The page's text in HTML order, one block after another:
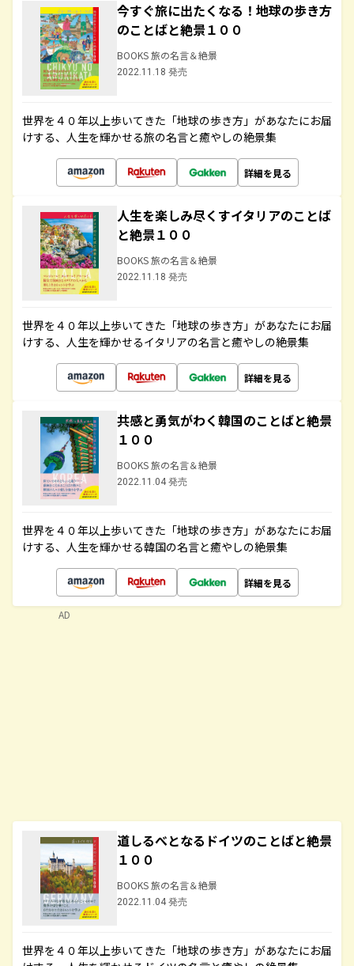
今すぐ旅に出たくなる！地球の歩き方
のことばと絶景１００
BOOKS 旅の名言＆絶景
2022.11.18 発売
世界を４０年以上歩いてきた「地球の歩き方」があなたにお届
けする、人生を輝かせる旅の名言と癒やしの絶景集
詳細を見る
人生を楽しみ尽くすイタリアのことば
と絶景１００
BOOKS 旅の名言＆絶景
2022.11.18 発売
世界を４０年以上歩いてきた「地球の歩き方」があなたにお届
けする、人生を輝かせるイタリアの名言と癒やしの絶景集
詳細を見る
共感と勇気がわく韓国のことばと絶景
１００
BOOKS 旅の名言＆絶景
2022.11.04 発売
世界を４０年以上歩いてきた「地球の歩き方」があなたにお届
けする、人生を輝かせる韓国の名言と癒やしの絶景集
詳細を見る
道しるべとなるドイツのことばと絶景
１００
BOOKS 旅の名言＆絶景
2022.11.04 発売
世界を４０年以上歩いてきた「地球の歩き方」があなたにお届
AD